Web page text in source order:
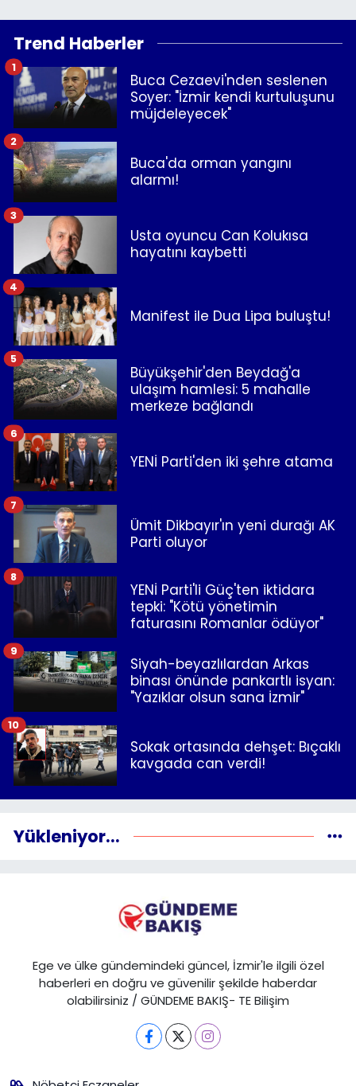
Trend Haberler
Buca Cezaevi'nden seslenen
Soyer: "İzmir kendi kurtuluşunu
müjdeleyecek"
1
Buca'da orman yangını
alarmı!
2
Usta oyuncu Can Kolukısa
hayatını kaybetti
3
Manifest ile Dua Lipa buluştu!
4
Büyükşehir'den Beydağ'a
ulaşım hamlesi: 5 mahalle
merkeze bağlandı
5
YENİ Parti'den iki şehre atama
6
Ümit Dikbayır'ın yeni durağı AK
Parti oluyor
7
YENİ Parti'li Güç'ten iktidara
tepki: "Kötü yönetimin
faturasını Romanlar ödüyor"
8
Siyah-beyazlılardan Arkas
binası önünde pankartlı isyan:
"Yazıklar olsun sana İzmir"
9
Sokak ortasında dehşet: Bıçaklı
kavgada can verdi!
10
Yükleniyor...
Ege ve ülke gündemindeki güncel, İzmir'le ilgili özel
haberleri en doğru ve güvenilir şekilde haberdar
olabilirsiniz / GÜNDEME BAKIŞ- TE Bilişim